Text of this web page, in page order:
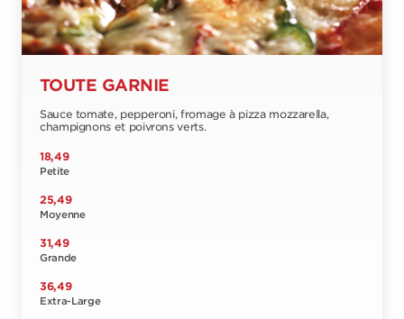
TOUTE GARNIE
Sauce tomate, pepperoni, fromage à pizza mozzarella,
champignons et poivrons verts.
18,49
Petite
25,49
Moyenne
31,49
Grande
36,49
Extra-Large